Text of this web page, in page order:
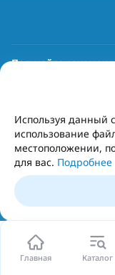
Главная Каталог
Используя данный
использование
местоположении,
для вас. Подробнее
Получайте